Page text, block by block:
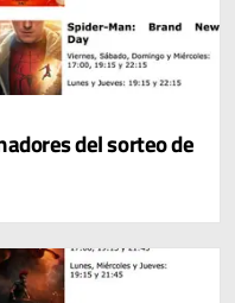
del sorteo de